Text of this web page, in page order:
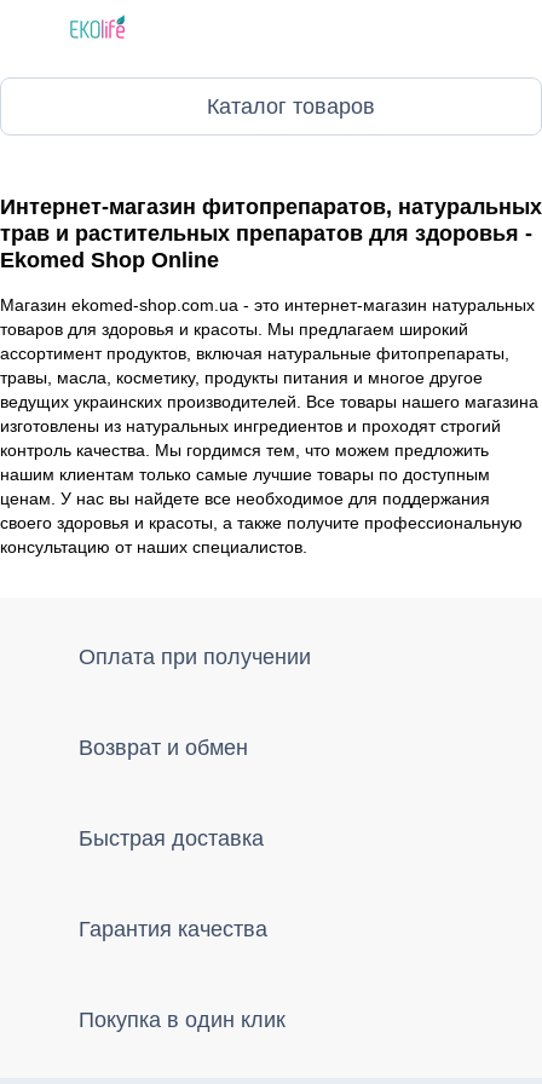
Каталог товаров
Интернет-магазин фитопрепаратов, натуральных
трав и растительных препаратов для здоровья -
Ekomed Shop Online
Магазин ekomed-shop.com.ua - это интернет-магазин натуральных
товаров для здоровья и красоты. Мы предлагаем широкий
ассортимент продуктов, включая натуральные фитопрепараты,
травы, масла, косметику, продукты питания и многое другое
ведущих украинских производителей. Все товары нашего магазина
изготовлены из натуральных ингредиентов и проходят строгий
контроль качества. Мы гордимся тем, что можем предложить
нашим клиентам только самые лучшие товары по доступным
ценам. У нас вы найдете все необходимое для поддержания
своего здоровья и красоты, а также получите профессиональную
консультацию от наших специалистов.
Оплата при получении
Возврат и обмен
Быстрая доставка
Гарантия качества
Покупка в один клик